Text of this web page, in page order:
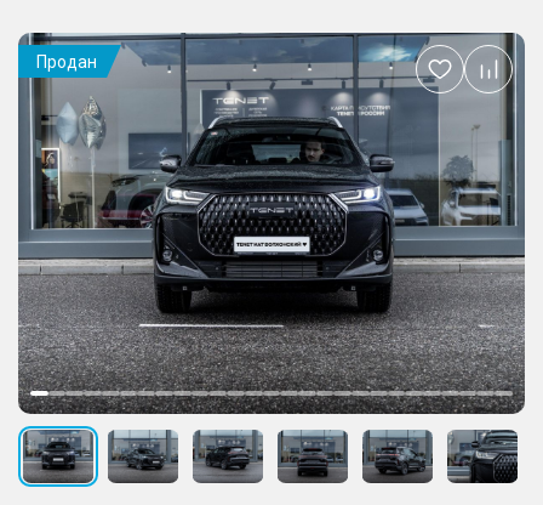
Продан
Добавить
в
избранное